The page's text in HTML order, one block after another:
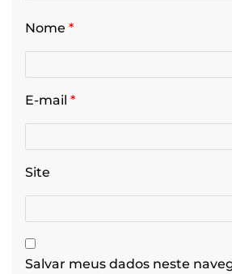
Nome *
E-mail *
Site
Salvar meus dados neste